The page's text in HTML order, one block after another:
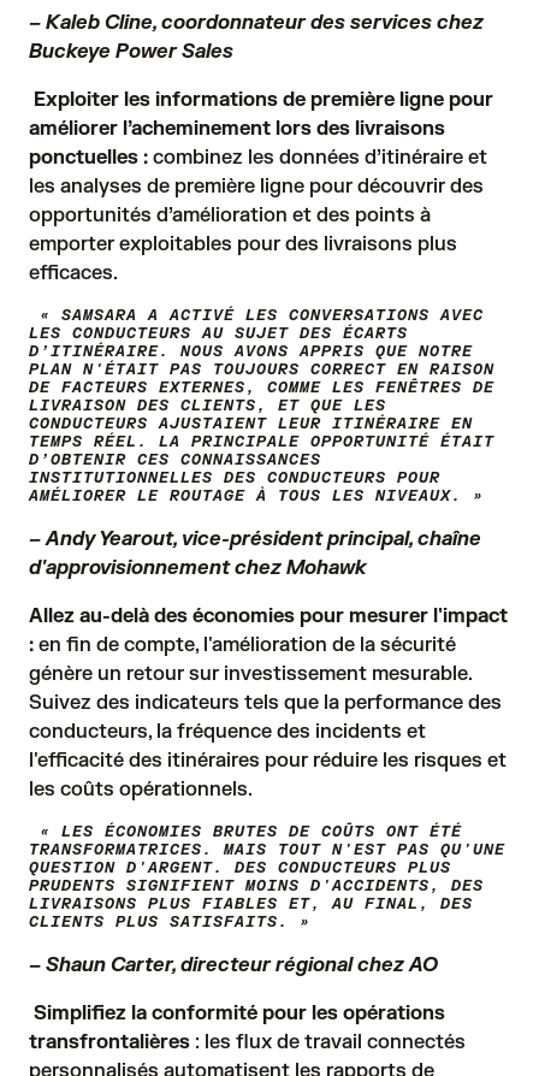
– Kaleb Cline, coordonnateur des services chez
Buckeye Power Sales
Exploiter les informations de première ligne pour
améliorer l’acheminement lors des livraisons
ponctuelles : combinez les données d’itinéraire et
les analyses de première ligne pour découvrir des
opportunités d’amélioration et des points à
emporter exploitables pour des livraisons plus
efficaces.
« SAMSARA A ACTIVÉ LES CONVERSATIONS AVEC
LES CONDUCTEURS AU SUJET DES ÉCARTS
D’ITINÉRAIRE. NOUS AVONS APPRIS QUE NOTRE
PLAN N'ÉTAIT PAS TOUJOURS CORRECT EN RAISON
DE FACTEURS EXTERNES, COMME LES FENÊTRES DE
LIVRAISON DES CLIENTS, ET QUE LES
CONDUCTEURS AJUSTAIENT LEUR ITINÉRAIRE EN
TEMPS RÉEL. LA PRINCIPALE OPPORTUNITÉ ÉTAIT
D’OBTENIR CES CONNAISSANCES
INSTITUTIONNELLES DES CONDUCTEURS POUR
AMÉLIORER LE ROUTAGE À TOUS LES NIVEAUX. »
– Andy Yearout, vice-président principal, chaîne
d'approvisionnement chez Mohawk
Allez au-delà des économies pour mesurer l'impact
: en fin de compte, l'amélioration de la sécurité
génère un retour sur investissement mesurable.
Suivez des indicateurs tels que la performance des
conducteurs, la fréquence des incidents et
l'efficacité des itinéraires pour réduire les risques et
les coûts opérationnels.
« LES ÉCONOMIES BRUTES DE COÛTS ONT ÉTÉ
TRANSFORMATRICES. MAIS TOUT N'EST PAS QU'UNE
QUESTION D'ARGENT. DES CONDUCTEURS PLUS
PRUDENTS SIGNIFIENT MOINS D'ACCIDENTS, DES
LIVRAISONS PLUS FIABLES ET, AU FINAL, DES
CLIENTS PLUS SATISFAITS. »
– Shaun Carter, directeur régional chez AO
Simplifiez la conformité pour les opérations
transfrontalières : les flux de travail connectés
personnalisés automatisent les rapports de